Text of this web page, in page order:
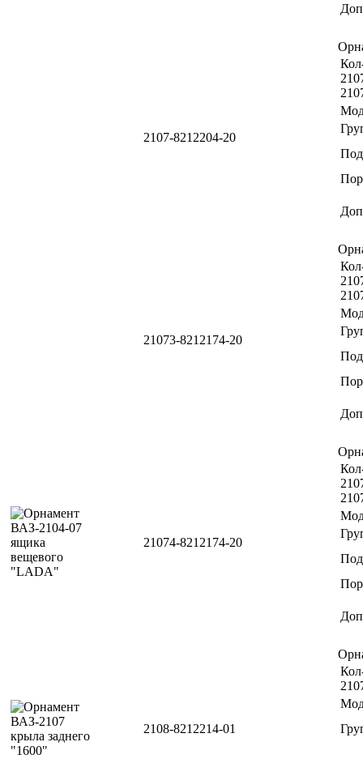
2107-8212204-20
21073-8212174-20
21074-8212174-20
2108-8212214-01